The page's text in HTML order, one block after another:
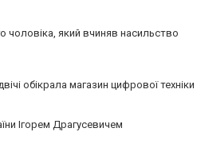
чоловіка, який вчиняв насильство
обікрала магазин цифрової техніки
Ігорем Драгусевичем